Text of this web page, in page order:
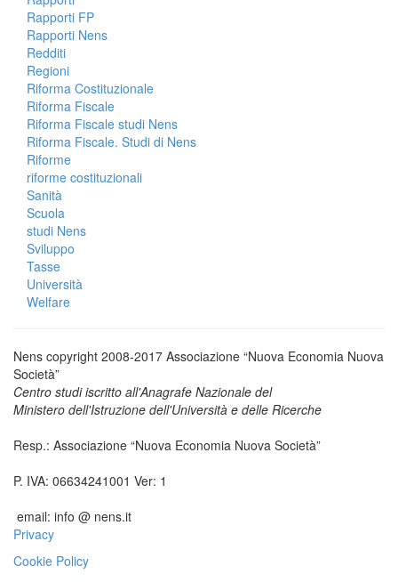
Rapporti FP
Rapporti Nens
Redditi
Regioni
Riforma Costituzionale
Riforma Fiscale
Riforma Fiscale studi Nens
Riforma Fiscale. Studi di Nens
Riforme
riforme costituzionali
Sanità
Scuola
studi Nens
Sviluppo
Tasse
Università
Welfare
Nens copyright 2008-2017 Associazione “Nuova Economia Nuova
Società”
Centro studi iscritto all'Anagrafe Nazionale del
Ministero dell'Istruzione dell'Università e delle Ricerche
Resp.: Associazione “Nuova Economia Nuova Società”
P. IVA: 06634241001 Ver: 1
email: info @ nens.it
Privacy
Cookie Policy